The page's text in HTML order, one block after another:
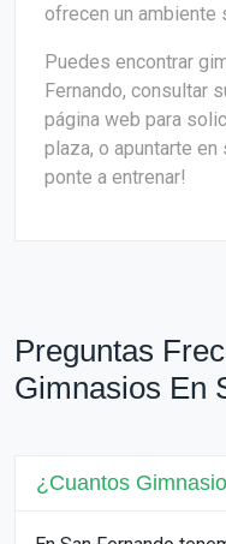
ofrecen un ambiente
Puedes encontrar
Fernando, consultar
página web para
plaza, o apuntarte
ponte a entrenar!
Preguntas
Gimnasios En
¿Cuantos